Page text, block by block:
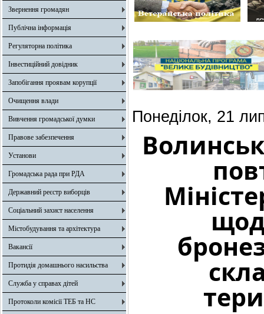
Звернення громадян
Публічна інформація
Регуляторна політика
Інвестиційний довідник
Запобігання проявам корупції
Очищення влади
Вивчення громадської думки
Правове забезпечення
Установи
Громадська рада при РДА
Державний реєстр виборців
Соціальний захист населення
Містобудування та архітектура
Вакансії
Протидія домашнього насильства
Служба у справах дітей
Протоколи комісії ТЕБ та НС
Понеділок, 21